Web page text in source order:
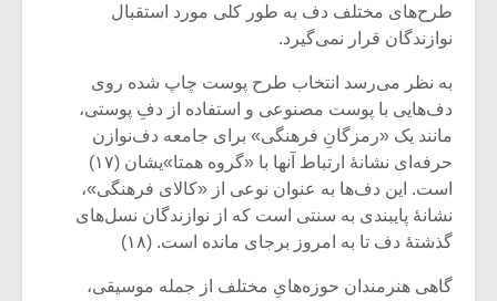
طرح‌های مختلف دف به طور کلی مورد استقبال
نوازندگان قرار نمی‌گیرد.
به نظر می‌رسد انتخاب طرح پوست چاپ شده روی
دف‌هایی با پوست مصنوعی و استفاده از دفِ پوستی،
مانند یک «رمزگانِ فرهنگی» برای جامعه دف‌نوازن
حرفه‌ای نشانۀ ارتباط آنها با «گروه همتا»یشان (۱۷)
است. این دف‌ها به عنوان نوعی از «کالای فرهنگی»،
نشانۀ پایبندی به سنتی است که از نوازندگان نسل‌های
گذشتۀ دف تا به امروز برجای مانده است. (۱۸)
گاهی هنرمندان حوزه‌هایِ مختلف از جمله موسیقی،